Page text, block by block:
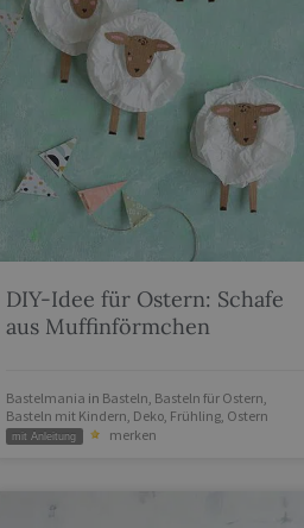
DIY-Idee für Ostern: Schafe
aus Muffinförmchen
Bastelmania in Basteln Basteln für Ostern
Basteln mit Kindern Deko Frühling Ostern
mit Anleitung merken